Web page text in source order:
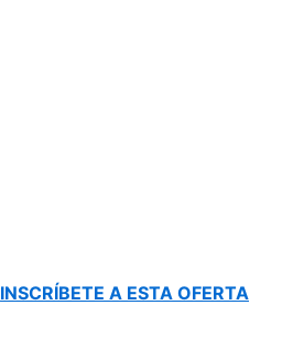
INSCRÍBETE A ESTA OFERTA